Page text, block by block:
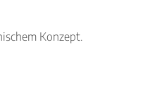
Konzept.